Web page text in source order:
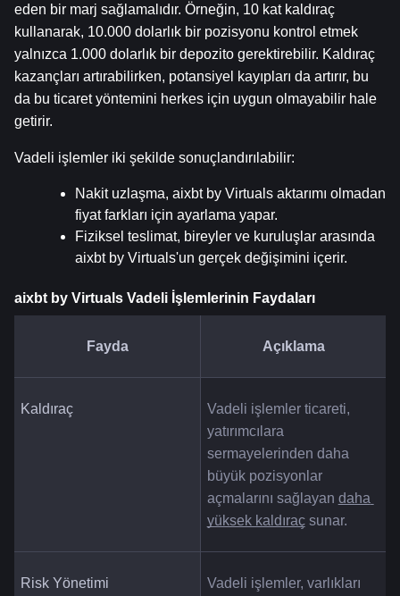
eden bir marj sağlamalıdır. Örneğin, 10 kat kaldıraç
kullanarak, 10.000 dolarlık bir pozisyonu kontrol etmek
yalnızca 1.000 dolarlık bir depozito gerektirebilir. Kaldıraç
kazançları artırabilirken, potansiyel kayıpları da artırır, bu
da bu ticaret yöntemini herkes için uygun olmayabilir hale
getirir.
Vadeli işlemler iki şekilde sonuçlandırılabilir:
Nakit uzlaşma, aixbt by Virtuals aktarımı olmadan
fiyat farkları için ayarlama yapar.
Fiziksel teslimat, bireyler ve kuruluşlar arasında
aixbt by Virtuals'un gerçek değişimini içerir.
aixbt by Virtuals Vadeli İşlemlerinin Faydaları
Fayda Açıklama
Kaldıraç
Vadeli işlemler ticareti,
yatırımcılara
sermayelerinden daha
büyük pozisyonlar
açmalarını sağlayan daha
yüksek kaldıraç sunar.
Risk Yönetimi
Vadeli işlemler, varlıkları